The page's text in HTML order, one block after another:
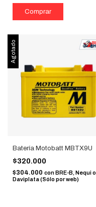
Agotado
Batería Motobatt MBTX9U
$320.000
$304.000 con BRE-B, Nequi o
Daviplata (Sólo por web)